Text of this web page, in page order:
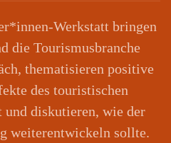
Werkstatt bringen
die Tourismusbranche
thematisieren positive
des touristischen
diskutieren, wie der
weiterentwickeln sollte.